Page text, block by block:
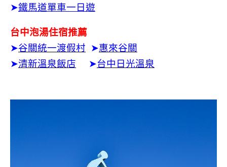
➤鐵馬道單車一日遊
台中泡湯住宿推薦
➤谷關統一渡假村 ➤惠來谷關
➤清新溫泉飯店 ➤台中日光溫泉